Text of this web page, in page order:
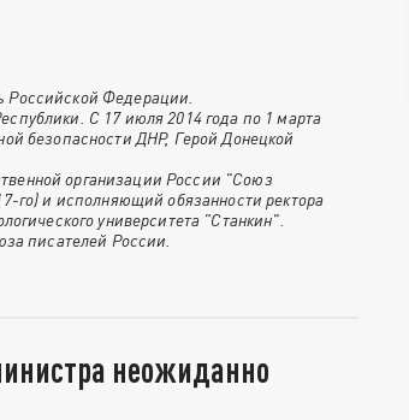
Российской Федерации.
С 17 июля 2014 года по 1 марта
безопасности ДНР, Герой Донецкой
организации России "Союз
го) и исполняющий обязанности ректора
университета "Станкин".
писателей России.
неожиданно